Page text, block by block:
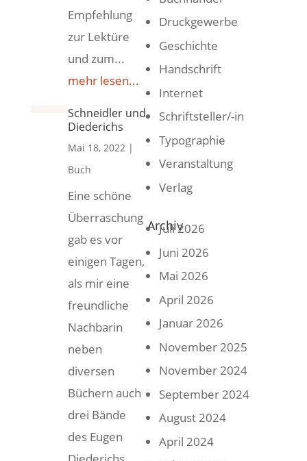
Empfehlung
zur Lektüre
und zum...
mehr lesen...
Schneidler und
Diederichs
Mai 18, 2022 |
Buch
Eine schöne
Überraschung
gab es vor
einigen Tagen,
als mir eine
freundliche
Nachbarin
neben
diversen
Büchern auch
drei Bände
des Eugen
Druckgewerbe
Geschichte
Handschrift
Internet
Schriftsteller/-in
Typographie
Veranstaltung
Verlag
Archiv
Juli 2026
Juni 2026
Mai 2026
April 2026
Januar 2026
November 2025
November 2024
September 2024
August 2024
April 2024